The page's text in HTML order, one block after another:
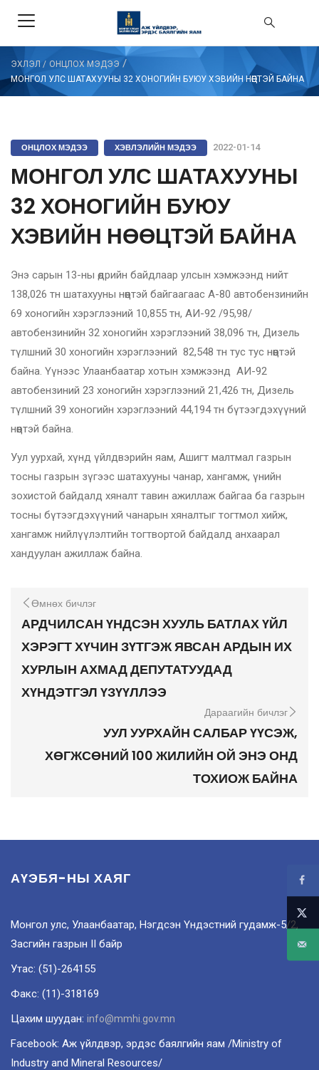
ЭХЛЭЛ / ОНЦЛОХ МЭДЭЭ /
МОНГОЛ УЛС ШАТАХУУНЫ 32 ХОНОГИЙН БУЮУ ХЭВИЙН НӨӨЦТЭЙ БАЙНА
ОНЦЛОХ МЭДЭЭ ХЭВЛЭЛИЙН МЭДЭЭ 2022-01-14
МОНГОЛ УЛС ШАТАХУУНЫ
32 ХОНОГИЙН БУЮУ
ХЭВИЙН НӨӨЦТЭЙ БАЙНА
Энэ сарын 13-ны өдрийн байдлаар улсын хэмжээнд нийт
138,026 тн шатахууны нөөцтэй байгаагаас А-80 автобензинийн
69 хоногийн хэрэглээний 10,855 тн, АИ-92 /95,98/
автобензинийн 32 хоногийн хэрэглээний 38,096 тн, Дизель
түлшний 30 хоногийн хэрэглээний 82,548 тн тус тус нөөцтэй
байна. Үүнээс Улаанбаатар хотын хэмжээнд АИ-92
автобензиний 23 хоногийн хэрэглээний 21,426 тн, Дизель
түлшний 39 хоногийн хэрэглээний 44,194 тн бүтээгдэхүүний
нөөцтэй байна.
Уул уурхай, хүнд үйлдвэрийн яам, Ашигт малтмал газрын
тосны газрын зүгээс шатахууны чанар, хангамж, үнийн
зохистой байдалд хяналт тавин ажиллаж байгаа ба газрын
тосны бүтээгдэхүүний чанарын хяналтыг тогтмол хийж,
хангамж нийлүүлэлтийн тогтвортой байдалд анхаарал
хандуулан ажиллаж байна.
Өмнөх бичлэг
АРДЧИЛСАН ҮНДСЭН ХУУЛЬ БАТЛАХ ҮЙЛ
ХЭРЭГТ ХҮЧИН ЗҮТГЭЖ ЯВСАН АРДЫН ИХ
ХУРЛЫН АХМАД ДЕПУТАТУУДАД
ХҮНДЭТГЭЛ ҮЗҮҮЛЛЭЭ
Дараагийн бичлэг
УУЛ УУРХАЙН САЛБАР ҮҮСЭЖ,
ХӨГЖСӨНИЙ 100 ЖИЛИЙН ОЙ ЭНЭ ОНД
ТОХИОЖ БАЙНА
АҮЭБЯ-НЫ ХАЯГ
Монгол улс, Улаанбаатар, Нэгдсэн Үндэстний гудамж-5/2,
Засгийн газрын II байр
Утас: (51)-264155
Факс: (11)-318169
Цахим шуудан: info@mmhi.gov.mn
Facebook: Аж үйлдвэр, эрдэс баялгийн яам /Ministry of
Industry and Mineral Resources/